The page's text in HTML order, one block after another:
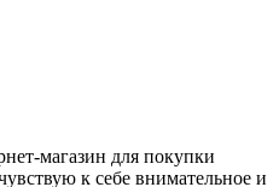
магазин для покупки
к себе внимательное и